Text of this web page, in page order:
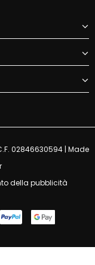
02846630594 | Made
della pubblicità